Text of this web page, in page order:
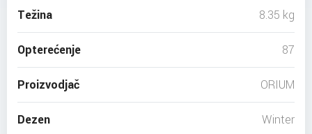
Težina 8.35 kg
Opterećenje 87
Proizvodjač ORIUM
Dezen Winter